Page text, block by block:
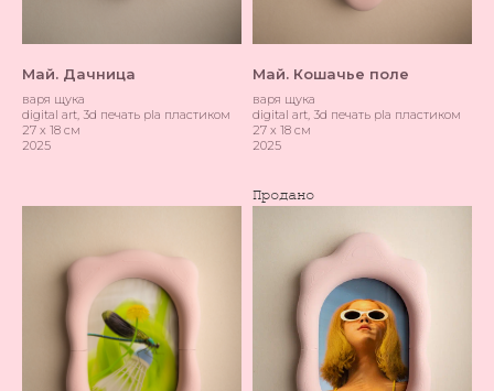
Май. Дачница
варя щука
digital art, 3d печать pla пластиком
27 х 18 см
2025
Май. Кошачье поле
варя щука
digital art, 3d печать pla пластиком
27 х 18 см
2025